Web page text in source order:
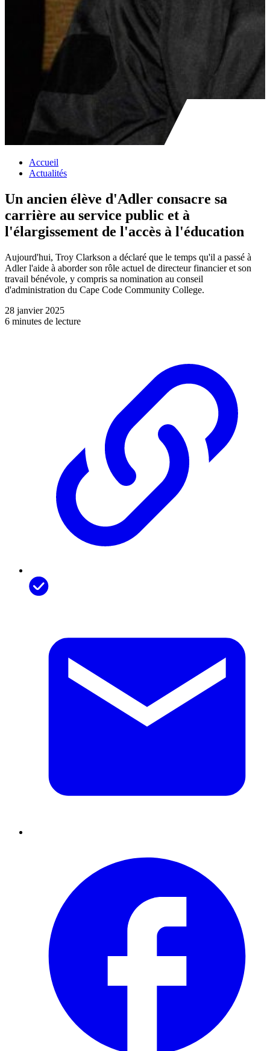
Accueil
Actualités
Un ancien élève d'Adler consacre sa
carrière au service public et à
l'élargissement de l'accès à l'éducation
Aujourd'hui, Troy Clarkson a déclaré que le temps qu'il a passé à
Adler l'aide à aborder son rôle actuel de directeur financier et son
travail bénévole, y compris sa nomination au conseil
d'administration du Cape Code Community College.
28 janvier 2025
6 minutes de lecture